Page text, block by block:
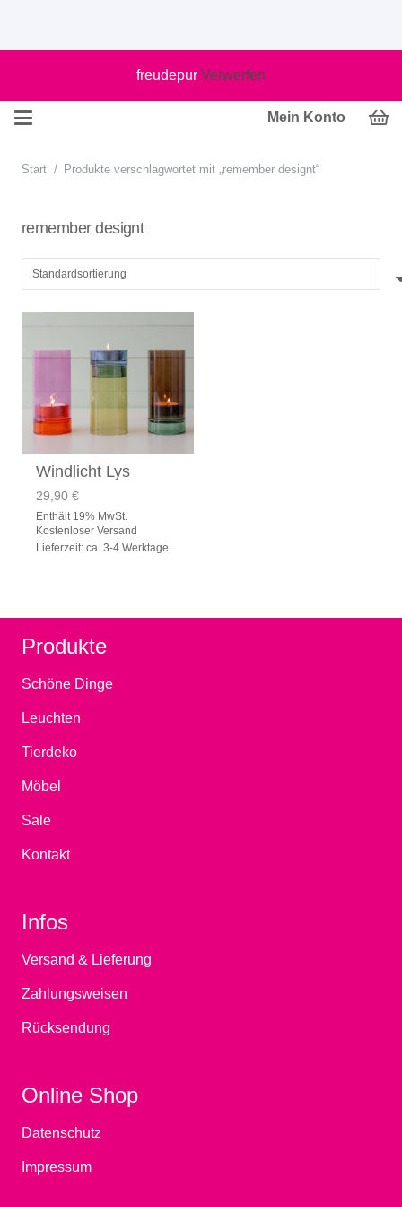
freudepur Verwerfen
Mein Konto
Start / Produkte verschlagwortet mit „remember designt“
remember designt
Windlicht Lys
29,90 €
Enthält 19% MwSt.
Kostenloser Versand
Lieferzeit: ca. 3-4 Werktage
Produkte
Schöne Dinge
Leuchten
Tierdeko
Möbel
Sale
Kontakt
Infos
Versand & Lieferung
Zahlungsweisen
Rücksendung
Online Shop
Datenschutz
Impressum